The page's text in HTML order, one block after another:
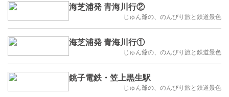
海芝浦発 青海川行②
じゅん爺の、のんびり旅と鉄道景色
海芝浦発 青海川行①
じゅん爺の、のんびり旅と鉄道景色
銚子電鉄・笠上黒生駅
じゅん爺の、のんびり旅と鉄道景色